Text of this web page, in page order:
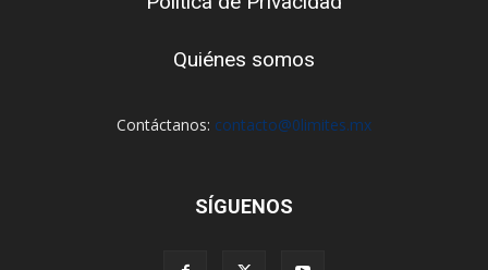
Quiénes somos
Contáctanos: contacto@0limites.mx
SÍGUENOS